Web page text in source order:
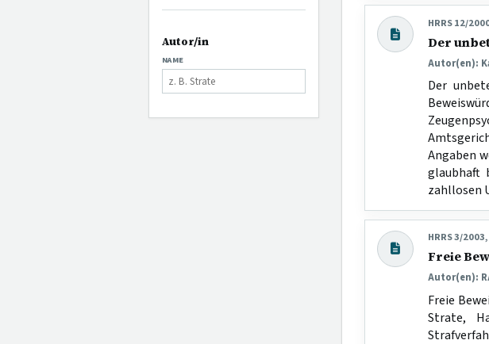
Autor/in
NAME
HRRS 12/
Der
Autor(en):
Der
Angaben
glaubhaft
zahllosen
HRRS 3/
Freie
Autor(en):
Freie
Strate,